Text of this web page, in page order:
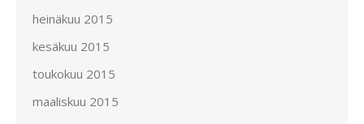
heinäkuu 2015
kesäkuu 2015
toukokuu 2015
maaliskuu 2015